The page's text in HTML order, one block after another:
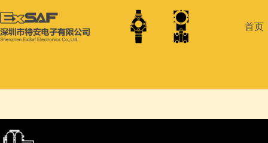
首页